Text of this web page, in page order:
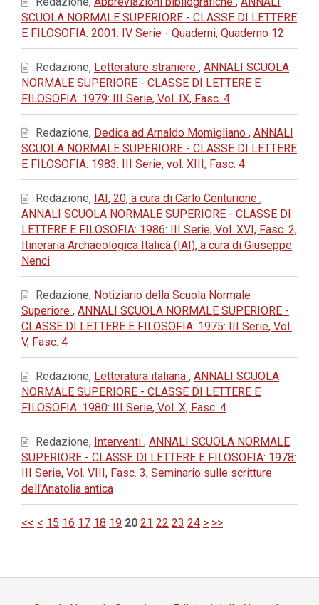
SCUOLA NORMALE SUPERIORE - CLASSE DI LETTERE
E FILOSOFIA: 2001: IV Serie - Quaderni, Quaderno 12
Redazione, Letterature straniere , ANNALI SCUOLA
NORMALE SUPERIORE - CLASSE DI LETTERE E
FILOSOFIA: 1979: III Serie, Vol. IX, Fasc. 4
Redazione, Dedica ad Arnaldo Momigliano , ANNALI
SCUOLA NORMALE SUPERIORE - CLASSE DI LETTERE
E FILOSOFIA: 1983: III Serie, vol. XIII, Fasc. 4
Redazione, IAI, 20, a cura di Carlo Centurione ,
ANNALI SCUOLA NORMALE SUPERIORE - CLASSE DI
LETTERE E FILOSOFIA: 1986: III Serie, Vol. XVI, Fasc. 2,
Itineraria Archaeologica Italica (IAI), a cura di Giuseppe
Nenci
Redazione, Notiziario della Scuola Normale
Superiore , ANNALI SCUOLA NORMALE SUPERIORE -
CLASSE DI LETTERE E FILOSOFIA: 1975: III Serie, Vol.
V, Fasc. 4
Redazione, Letteratura italiana , ANNALI SCUOLA
NORMALE SUPERIORE - CLASSE DI LETTERE E
FILOSOFIA: 1980: III Serie, Vol. X, Fasc. 4
Redazione, Interventi , ANNALI SCUOLA NORMALE
SUPERIORE - CLASSE DI LETTERE E FILOSOFIA: 1978:
III Serie, Vol. VIII, Fasc. 3, Seminario sulle scritture
dell'Anatolia antica
<< < 15 16 17 18 19 20 21 22 23 24 > >>